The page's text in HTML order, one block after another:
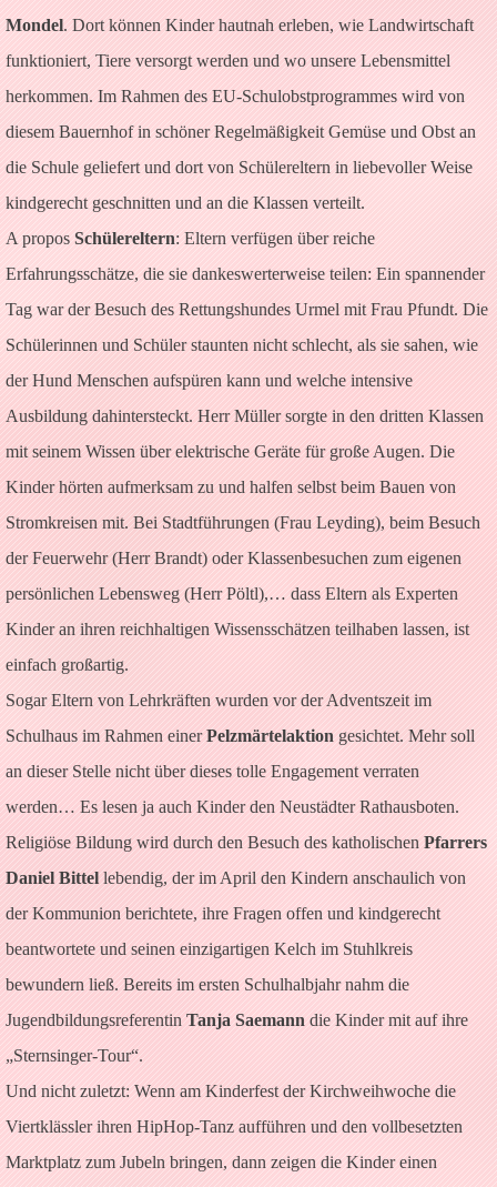
Mondel. Dort können Kinder hautnah erleben, wie Landwirtschaft
funktioniert, Tiere versorgt werden und wo unsere Lebensmittel
herkommen. Im Rahmen des EU-Schulobstprogrammes wird von
diesem Bauernhof in schöner Regelmäßigkeit Gemüse und Obst an
die Schule geliefert und dort von Schülereltern in liebevoller Weise
kindgerecht geschnitten und an die Klassen verteilt.
A propos Schülereltern: Eltern verfügen über reiche
Erfahrungsschätze, die sie dankeswerterweise teilen: Ein spannender
Tag war der Besuch des Rettungshundes Urmel mit Frau Pfundt. Die
Schülerinnen und Schüler staunten nicht schlecht, als sie sahen, wie
der Hund Menschen aufspüren kann und welche intensive
Ausbildung dahintersteckt. Herr Müller sorgte in den dritten Klassen
mit seinem Wissen über elektrische Geräte für große Augen. Die
Kinder hörten aufmerksam zu und halfen selbst beim Bauen von
Stromkreisen mit. Bei Stadtführungen (Frau Leyding), beim Besuch
der Feuerwehr (Herr Brandt) oder Klassenbesuchen zum eigenen
persönlichen Lebensweg (Herr Pöltl),… dass Eltern als Experten
Kinder an ihren reichhaltigen Wissensschätzen teilhaben lassen, ist
einfach großartig.
Sogar Eltern von Lehrkräften wurden vor der Adventszeit im
Schulhaus im Rahmen einerPelzmärtelaktion gesichtet. Mehr soll
an dieser Stelle nicht über dieses tolle Engagement verraten
werden… Es lesen ja auch Kinder den Neustädter Rathausboten.
Religiöse Bildung wird durch den Besuch des katholischen Pfarrers
Daniel Bittel lebendig, der im April den Kindern anschaulich von
der Kommunion berichtete, ihre Fragen offen und kindgerecht
beantwortete und seinen einzigartigen Kelch im Stuhlkreis
bewundern ließ. Bereits im ersten Schulhalbjahr nahm die
Jugendbildungsreferentin Tanja Saemann die Kinder mit auf ihre
„Sternsinger-Tour“.
Und nicht zuletzt: Wenn am Kinderfest der Kirchweihwoche die
Viertklässler ihren HipHop-Tanz aufführen und den vollbesetzten
Marktplatz zum Jubeln bringen, dann zeigen die Kinder einen